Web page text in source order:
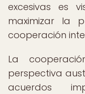
excesivas es
maximizar la
cooperación
La
perspectiva
acuerdos